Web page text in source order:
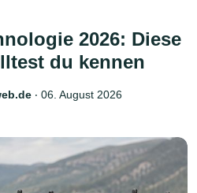
2026: Diese
du kennen
‧ 06. August 2026